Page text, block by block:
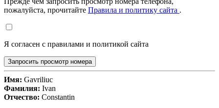
пожалуйста, прочитайте Правила и политику сайта .
Я согласен с правилами и политикой сайта
Запросить просмотр номера
Имя: Gavriliuc
Фамилия: Ivan
Отчество: Constantin